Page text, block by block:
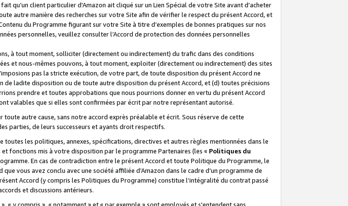
qu’un client particulier d'Amazon ait cliqué sur un Lien Spécial de votre Site avant d’acheter
autre manière des recherches sur votre Site afin de vérifier le respect du présent Accord, et
du Programme figurant sur votre Site à titre d’exemples de bonnes pratiques sur nos
personnelles, veuillez consulter l’Accord de protection des données personnelles
à tout moment, solliciter (directement ou indirectement) du trafic dans des conditions
et nous-mêmes pouvons, à tout moment, exploiter (directement ou indirectement) des sites
pas la stricte exécution, de votre part, de toute disposition du présent Accord ne
de ladite disposition ou de toute autre disposition du présent Accord, et (d) toutes précisions
prendre et toutes approbations que nous pourrions donner en vertu du présent Accord
valables que si elles sont confirmées par écrit par notre représentant autorisé.
autre cause, sans notre accord exprès préalable et écrit. Sous réserve de cette
parties, de leurs successeurs et ayants droit respectifs.
les politiques, annexes, spécifications, directives et autres règles mentionnées dans le
fonctions mis à votre disposition par le programme Partenaires (les « Politiques du
En cas de contradiction entre le présent Accord et toute Politique du Programme, le
vous avez conclu avec une société affiliée d’Amazon dans le cadre d’un programme de
Accord (y compris les Politiques du Programme) constitue l’intégralité du contrat passé
et discussions antérieurs.